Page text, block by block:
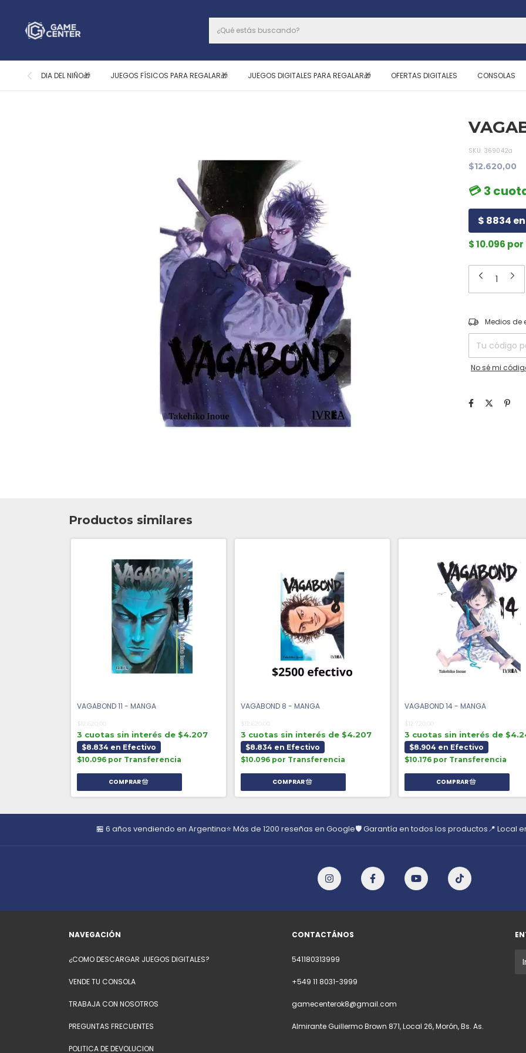
DIA DEL NIÑO🎁 JUEGOS FÍSICOS PARA REGALAR🎁 JUEGOS DIGITALES PARA REGALAR🎁 OFERTAS DIGITALES CONSOLAS
SKU: 369042a
$12.620,00
💳 3
$ 8834
$ 10.096
Entregas para
Medios de
No sé mi
Productos similares
VAGABOND 11 - MANGA
$12.620,00
3 cuotas sin interés de $4.207
$8.834 en Efectivo
$10.096 por Transferencia
VAGABOND 8 - MANGA
$12.620,00
3 cuotas sin interés de $4.207
$8.834 en Efectivo
$10.096 por Transferencia
VAGABOND 14 - MANGA
$12.720,00
3 cuotas sin interés de
$8.904 en Efectivo
$10.176 por Transferencia
🏪 6 años vendiendo en Argentina⭐ Más de 1200 reseñas en Google🛡️ Garantía en todos los productos📍 Local
NAVEGACIÓN
¿COMO DESCARGAR JUEGOS DIGITALES?
VENDE TU CONSOLA
TRABAJA CON NOSOTROS
PREGUNTAS FRECUENTES
POLITICA DE DEVOLUCION
CONTACTÁNOS
541180313999
+549 11 8031-3999
gamecenterok8@gmail.com
Almirante Guillermo Brown 871, Local 26, Morón, Bs. As.